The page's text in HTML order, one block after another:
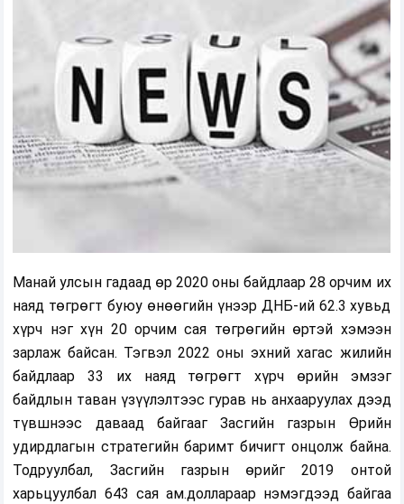
Манай улсын гадаад өр 2020 оны байдлаар 28 орчим их
наяд төгрөгт буюу өнөөгийн үнээр ДНБ-ий 62.3 хувьд
хүрч нэг хүн 20 орчим сая төгрөгийн өртэй хэмээн
зарлаж байсан. Тэгвэл 2022 оны эхний хагас жилийн
байдлаар 33 их наяд төгрөгт хүрч өрийн эмзэг
байдлын таван үзүүлэлтээс гурав нь анхааруулах дээд
түвшнээс даваад байгааг Засгийн газрын Өрийн
удирдлагын стратегийн баримт бичигт онцолж байна.
Тодруулбал, Засгийн газрын өрийг 2019 онтой
харьцуулбал 643 сая ам.доллараар нэмэгдээд байгаа